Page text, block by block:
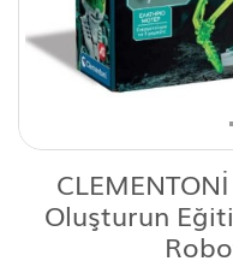
Scooter Çeşitleri
Oluşturun